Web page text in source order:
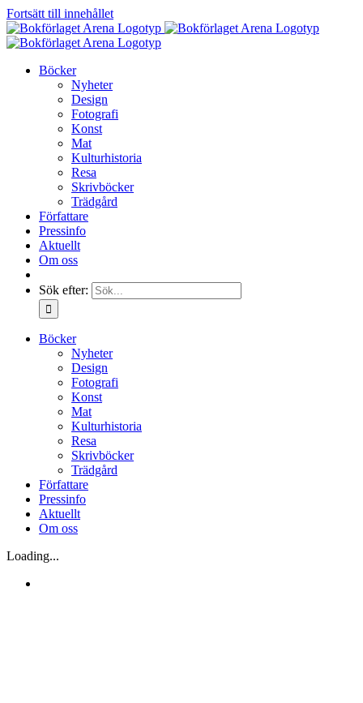
Fortsätt till innehållet
Böcker
Nyheter
Design
Fotografi
Konst
Mat
Kulturhistoria
Resa
Skrivböcker
Trädgård
Författare
Pressinfo
Aktuellt
Om oss
Sök efter:
Böcker
Nyheter
Design
Fotografi
Konst
Mat
Kulturhistoria
Resa
Skrivböcker
Trädgård
Författare
Pressinfo
Aktuellt
Om oss
Loading...